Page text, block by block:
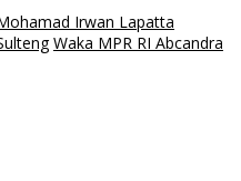
Irwan Lapatta
Waka MPR RI Abcandra